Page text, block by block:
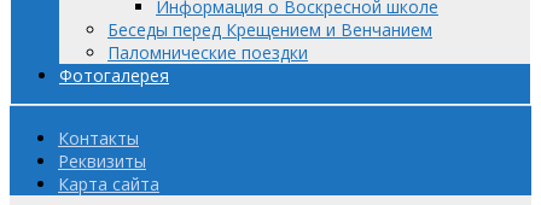
Информация о Воскресной школе
Беседы перед Крещением и Венчанием
Паломнические поездки
Фотогалерея
Контакты
Реквизиты
Карта сайта